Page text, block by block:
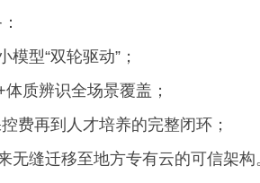
型“双轮驱动”；
质辨识全场景覆盖；
费再到人才培养的完整闭环；
无缝迁移至地方专有云的可信架构